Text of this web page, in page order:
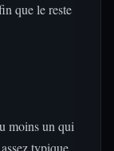
que le reste
moins un qui
typique